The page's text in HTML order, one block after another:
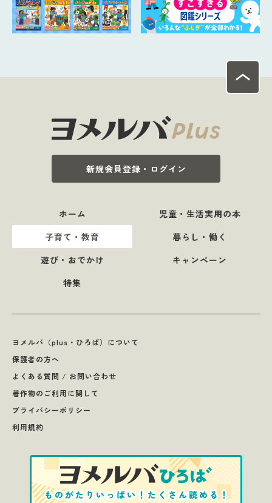
新規会員登録・ログイン
ホーム
児童・生活実用の本
子育て・教育
暮らし・働く
遊び・おでかけ
キャンペーン
特集
ヨメルバ（plus・ひろば）について
保護者の方へ
よくある質問 / お問い合わせ
著作物のご利用に関して
プライバシーポリシー
利用規約